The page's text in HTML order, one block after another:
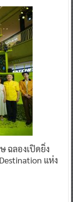
ฉลองเปิดยิ่ง
แห่ง